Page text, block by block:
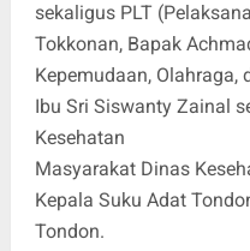
sekaligus PLT
Tokkonan, Bapak
Kepemudaan, Olahraga,
Ibu Sri Siswanty Zainal
Kesehatan
Masyarakat Dinas
Kepala Suku Adat
Tondon.